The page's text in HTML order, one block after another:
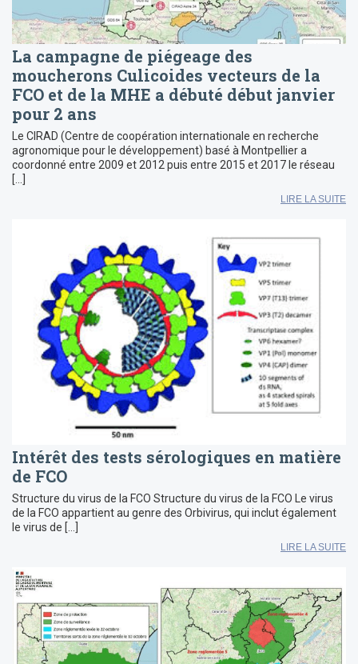
La campagne de piégeage des
moucherons Culicoides vecteurs de la
FCO et de la MHE a débuté début janvier
pour 2 ans
Le CIRAD (Centre de coopération internationale en recherche
agronomique pour le développement) basé à Montpellier a
coordonné entre 2009 et 2012 puis entre 2015 et 2017 le réseau
[…]
LIRE LA SUITE
Intérêt des tests sérologiques en matière
de FCO
Structure du virus de la FCO Structure du virus de la FCO Le virus
de la FCO appartient au genre des Orbivirus, qui inclut également
le virus de […]
LIRE LA SUITE